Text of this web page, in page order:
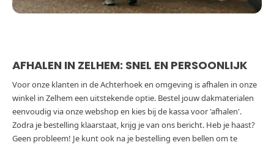
AFHALEN IN ZELHEM: SNEL EN PERSOONLIJK
Voor onze klanten in de Achterhoek en omgeving is afhalen in onze
winkel in Zelhem een uitstekende optie. Bestel jouw dakmaterialen
eenvoudig via onze webshop en kies bij de kassa voor 'afhalen'.
Zodra je bestelling klaarstaat, krijg je van ons bericht. Heb je haast?
Geen probleem! Je kunt ook na je bestelling even bellen om te